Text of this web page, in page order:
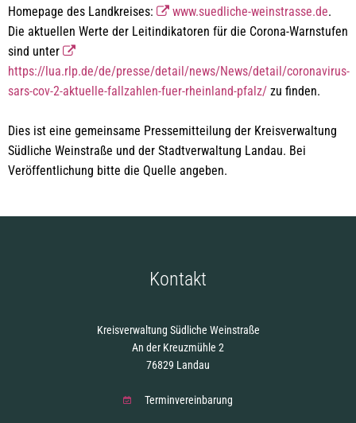
Homepage des Landkreises:
www.suedliche-weinstrasse.de.
Die aktuellen Werte der Leitindikatoren für die Corona-Warnstufen
sind unter
https://lua.rlp.de/de/presse/detail/news/News/detail/coronavirus-
sars-cov-2-aktuelle-fallzahlen-fuer-rheinland-pfalz/ zu finden.
Dies ist eine gemeinsame Pressemitteilung der Kreisverwaltung
Südliche Weinstraße und der Stadtverwaltung Landau. Bei
Veröffentlichung bitte die Quelle angeben.
Kontakt
Kreisverwaltung Südliche Weinstraße
An der Kreuzmühle 2
76829 Landau
Terminvereinbarung